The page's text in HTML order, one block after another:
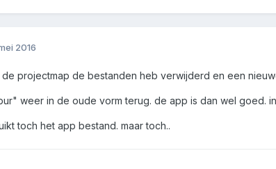
2016
de projectmap de bestanden heb verwijderd en een
weer in de oude vorm terug. de app is dan wel goed.
toch het app bestand. maar toch..